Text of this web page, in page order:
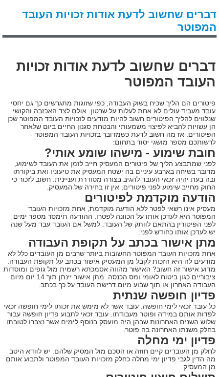
דברים שחשוב לדעת אודות זכויות העובד
המפוטר
דברים שחשוב לדעת אודות זכויות
העובד המפוטר
פיטורים הם הליך שכיח בשוק העבודה, כפי שזוגות מתגרשים כך גם יחסי
עובד מעביד עולים לא אחת לעלות על שרטון. אולם לצד האכזבה והקושי
שנלווים להליך הפיטורים חשוב להיות מודעים לזכויות העובד המפוטר שכן
הן עשויות להביא לפיצוי משמעותי והבטחת סגנון החיים ביום שלאחר
הפיטורים. אז מה חשוב לדעת כשמדובר בזכויות העובד המפוטר -
לרשותכם מספר מושגי יסוד בתחום:
חובת שימוע - מישהו שומע אותי?
לפני שמתבצע הליך של פיטורים המעסיק חייב לזמן את העובד לשימוע,
מדובר בשיחה בארבע עיניים בה ישטח המעסיק את טיעוניו ואת ביקורתו
ובה בעת יהיה זכאי העובד להגיב בצורה מסודרת ועניינית. חשוב לזכור כי
החוק מחייב שימוע לפני פיטורים, אין זו בחירה של המעסיק.
הודעה מוקדמת לפיטורים
מעסיק אינו רשאי לפטר ללא הודעה מוקדמת, אחת מזכויות העובד
המפוטר היא לעדכן אותו על הכוונה לפטרו. ההודעה תימסר מספר ימים
לפני הפיטורין בהתאם לוותק של העובד. למשל אם העובד עבד מעל שנה
יש לעדכן אותו כחודש לפני.
מתן אישור בכתב על תקופת העבודה
אחת מזכויות העובד המפוטר החשובות ביותר שרבים מן העובדים כלל לא
מודעים לה היא הזכות לקבל מן המעסיק אישור בכתב על תקופת העבודה.
מדוע אישור זה חשוב? האישור מהווה אסמכתא רשמית מול גופים ומוסדות
ציבוריים כגון ביטוח לאומי ומס הכנסה. מתן אישור יינתן תוך 14 יום מיום
העבודה האחרון או תוך שבוע מיום דרישת העובד על כך בכתב.
פדיון חופשה שנתית
כל עובד זכאי לימי חופשה. עובד אשר לא מימש את זכותו לימי חופשה זכאי
לפדות אותם במידה ופוטר מעבודתו. עובד זכאי לתבוע פדיון חופשה עבור
שלוש השנים האחרונות שבהן היה מועסק בנוסף לימים אשר נצברו לטובתו
בחלק משנתו האחרונה בה פוטר.
פדיון ימי מחלה
לחלק מן העובדים קיים חוזה או הסכם מול המסיק שלהם. יש לוודא היטב
מה הדין לגבי פדיון ימי מחלה כחלק מזכויות העובד המפוטר ולתבוע אותם
מן המעסיק.